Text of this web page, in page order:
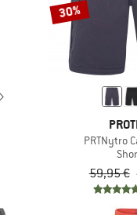
30%
PRTNytro
59,95 €